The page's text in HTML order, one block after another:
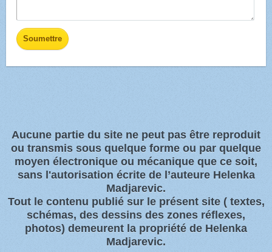
Aucune partie du site ne peut pas être reproduit
ou transmis sous quelque forme ou par quelque
moyen électronique ou mécanique que ce soit,
sans l'autorisation écrite de l’auteure Helenka
Madjarevic.
Tout l e contenu publié sur le présent site( textes,
schémas, des dessins des zones réflexes,
photos) demeurent la propriété de Helenka
Madjarevic.